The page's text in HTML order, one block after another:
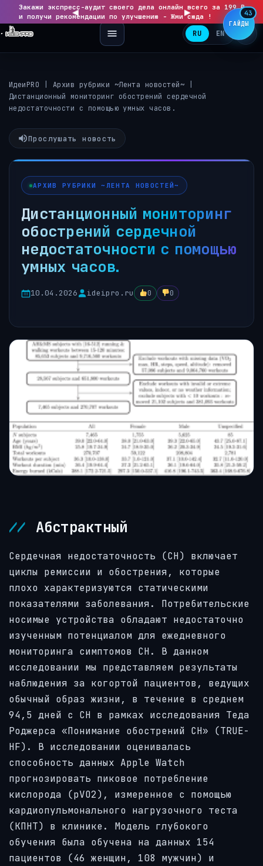
◀
Закажи экспресс-аудит своего дела онлайн всего за 199 ₽
и получи рекомендации по улучшению - Жми сюда !▶
RU EN
ИдеиPRO Архив рубрики ~Лента новостей~
Дистанционный мониторинг обострений сердечной
недостаточности с помощью умных часов.
Прослушать новость
АРХИВ РУБРИКИ ~ЛЕНТА НОВОСТЕЙ~
Дистанционный мониторинг
обострений сердечной
недостаточности с помощью
умных часов.
10.04.2026 ideipro.ru 0 0
Абстрактный
Сердечная недостаточность (СН) включает
циклы ремиссии и обострения, которые
плохо характеризуются статическими
показателями заболевания. Потребительские
носимые устройства обладают недостаточно
изученным потенциалом для ежедневного
мониторинга симптомов СН. В данном
исследовании мы представляем результаты
наблюдения за когортой пациентов, ведущих
обычный образ жизни, в течение в среднем
94,5 дней с СН в рамках исследования Теда
Роджерса «Понимание обострений СН» (TRUE-
HF). В исследовании оценивалась
способность данных Apple Watch
прогнозировать пиковое потребление
кислорода (pVO2), измеренное с помощью
кардиопульмонального нагрузочного теста
(КПНТ) в клинике. Модель глубокого
обучения была обучена на данных 154
пациентов (46 женщин, 108 мужчин) и
ГАЙДЫ
43